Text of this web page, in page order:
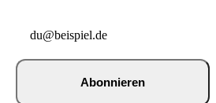
Abonnieren